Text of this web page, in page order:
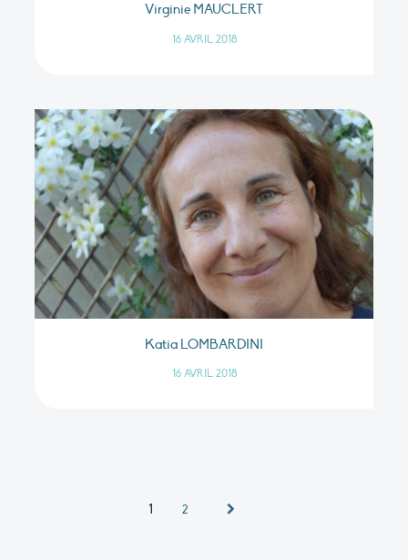
Virginie MAUCLERT
16 AVRIL 2018
Katia LOMBARDINI
16 AVRIL 2018
1 2